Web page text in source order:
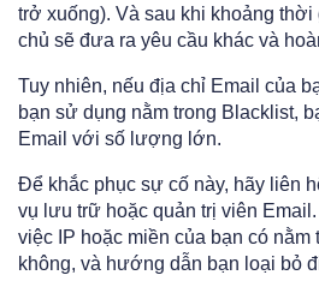
trở xuống). Và sau khi khoảng thời
chủ sẽ đưa ra yêu cầu khác và
Tuy nhiên, nếu địa chỉ Email của
bạn sử dụng nằm trong Blacklist,
Email với số lượng lớn.
Để khắc phục sự cố này, hãy liên
vụ lưu trữ hoặc quản trị viên
việc IP hoặc miền của bạn có nằm
không, và hướng dẫn bạn loại bỏ